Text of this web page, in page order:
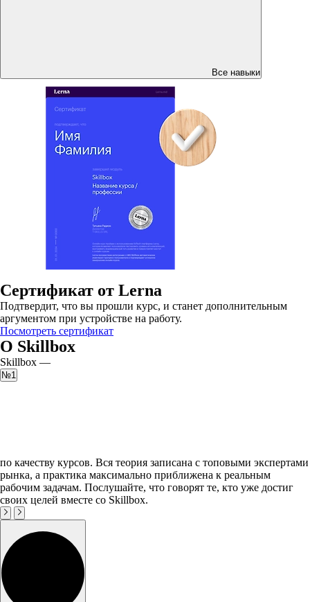
Все навыки
Сертификат от Lerna
Подтвердит, что вы прошли курс, и станет дополнительным
аргументом при устройстве на работу.
Посмотреть сертификат
О Skillbox
Skillbox —
№1
по качеству курсов. Вся теория записана с топовыми экспертами
рынка, а практика максимально приближена к реальным
рабочим задачам. Послушайте, что говорят те, кто уже достиг
своих целей вместе со Skillbox.